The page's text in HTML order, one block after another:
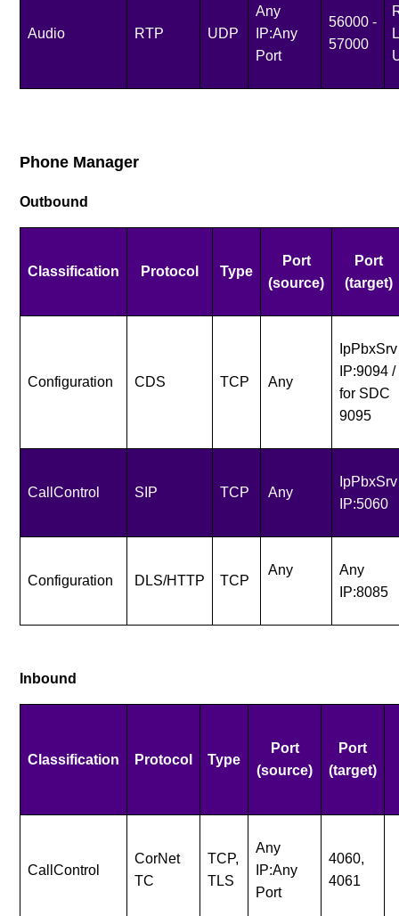
Audio RTP UDP
Any
IP:Any
Port
56000 -
57000
Phone Manager
Outbound
Classification Protocol Type
Port
(source)
Port
(target)
Configuration CDS TCP Any
IpPbxSrv
IP:9094 /
for SDC
9095
CallControl SIP TCP Any
IpPbxSrv
IP:5060
Configuration DLS/HTTP TCP
Any
Any
IP:8085
Inbound
Classification Protocol Type
Port
(source)
Port
(target)
CallControl
CorNet
TC
TCP,
TLS
Any
IP:Any
Port
4060,
4061